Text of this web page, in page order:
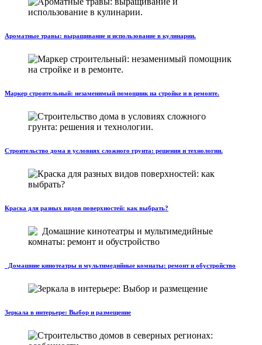
Ароматные травы: выращивание и использование в кулинарии.
Маркер строительный: незаменимый помощник на стройке и в ремонте.
Строительство дома в условиях сложного грунта: решения и технологии.
Краска для разных видов поверхностей: как выбрать?
Домашние кинотеатры и мультимедийные комнаты: ремонт и обустройство
Зеркала в интерьере: Выбор и размещение